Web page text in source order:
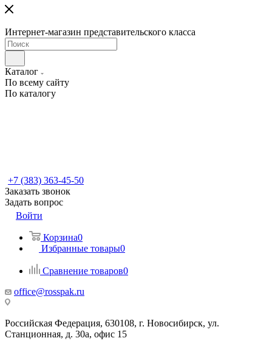
Интернет-магазин представительского класса
Каталог
По всему сайту
По каталогу
+7 (383) 363-45-50
Заказать звонок
Задать вопрос
Войти
Корзина0
Избранные товары0
Сравнение товаров0
office@rosspak.ru
Российская Федерация, 630108, г. Новосибирск, ул.
Станционная, д. 30а, офис 15